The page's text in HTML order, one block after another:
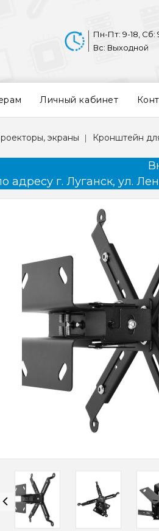
Пн-Пт: 9-18, Сб:
Вс: Выходной
Личный кабинет
экраны Кронштейн
адресу г. Луганск, ул.